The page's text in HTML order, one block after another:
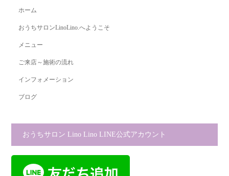
ホーム
おうちサロンLinoLino.へようこそ
メニュー
ご来店～施術の流れ
インフォメーション
ブログ
おうちサロン Lino Lino LINE公式アカウント